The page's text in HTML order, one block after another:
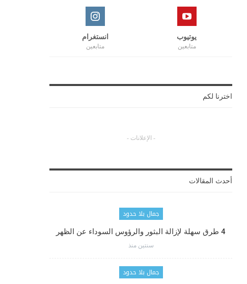
يوتيوب
متابعين
انستغرام
متابعين
اخترنا لكم
- الإعلانات -
أحدث المقالات
جمال بلا حدود
4 طرق سهلة لإزالة البثور والرؤوس السوداء عن الظهر
سنتين منذ
جمال بلا حدود